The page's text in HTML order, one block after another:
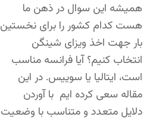
همیشه این سوال در ذهن ما
هست کدام کشور را برای نخستین
بار جهت اخذ ویزای شینگن
انتخاب کنیم؟ آیا فرانسه مناسب
است، ایتالیا یا سوییس. در این
مقاله سعی کرده ایم با آوردن
دلایل متعدد و متناسب با وضعیت